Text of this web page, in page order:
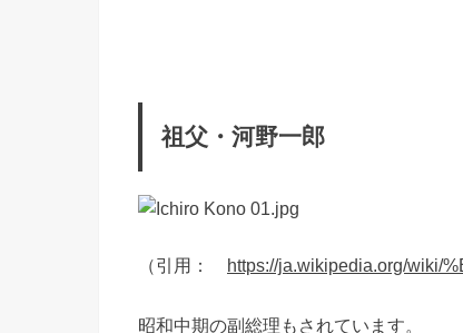
祖父・河野一郎
（引用： https://ja.wikipedia.org/wiki/
昭和中期の副総理もされています。